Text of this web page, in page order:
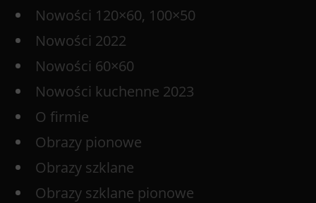
Nowości 120×60, 100×50
Nowości 2022
Nowości 60×60
Nowości kuchenne 2023
O firmie
Obrazy pionowe
Obrazy szklane
Obrazy szklane pionowe